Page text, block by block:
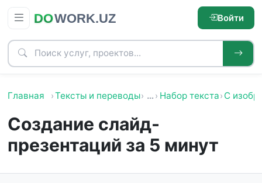
Войти
Главная Тексты и переводы … Набор текста С
Создание слайд-
презентаций за 5 минут